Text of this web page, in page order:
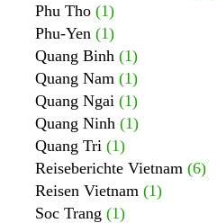
Phu Tho (1)
Phu-Yen (1)
Quang Binh (1)
Quang Nam (1)
Quang Ngai (1)
Quang Ninh (1)
Quang Tri (1)
Reiseberichte Vietnam (6)
Reisen Vietnam (1)
Soc Trang (1)